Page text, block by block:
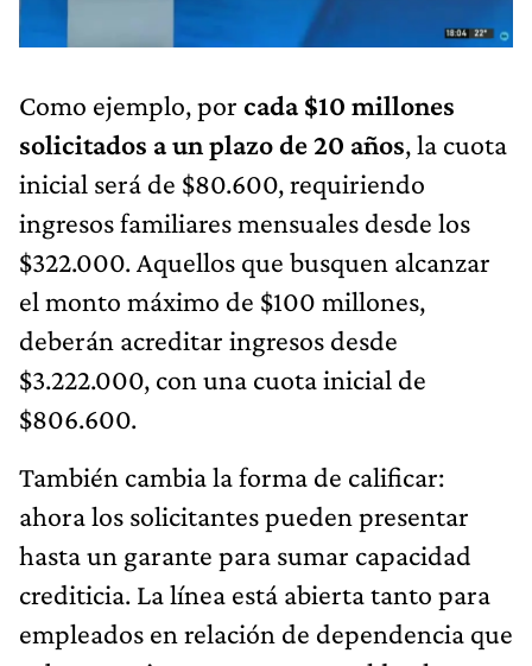
Como ejemplo, por cada $10 millones
solicitados a un plazo de 20 años, la cuota
inicial será de $80.600, requiriendo
ingresos familiares mensuales desde los
$322.000. Aquellos que busquen alcanzar
el monto máximo de $100 millones,
deberán acreditar ingresos desde
$3.222.000, con una cuota inicial de
$806.600.
También cambia la forma de calificar:
ahora los solicitantes pueden presentar
hasta un garante para sumar capacidad
crediticia. La línea está abierta tanto para
empleados en relación de dependencia que